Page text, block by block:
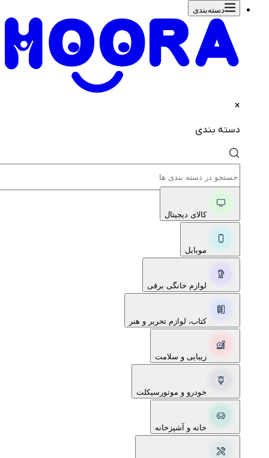
دسته‌بندی‌
دسته بندی
کالای دیجیتال
موبایل
لوازم خانگی برقی
کتاب، لوازم تحریر و هنر
زیبایی و سلامت
خودرو و موتورسیکلت
خانه و آشپزخانه